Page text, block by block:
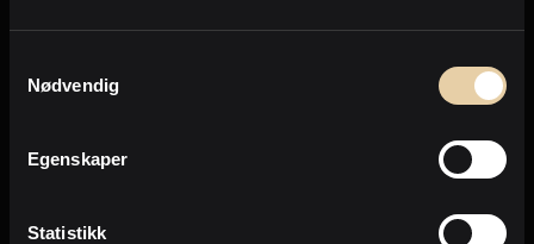
Nødvendig
Egenskaper
Statistikk